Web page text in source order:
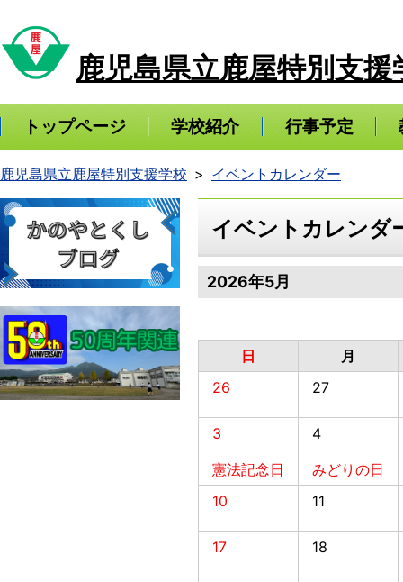
鹿児島県立鹿屋特別支援
トップページ 学校紹介 行事予定
鹿児島県立鹿屋特別支援学校 イベントカレンダー
イベントカレンダ
2026年5月
日
月
26
27
3
憲法記念日
4
みどりの日
10
11
17 18